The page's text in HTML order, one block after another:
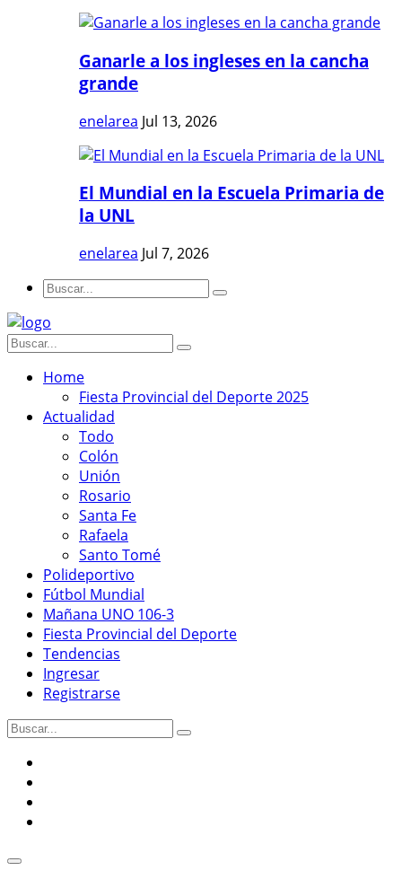
Ganarle a los ingleses en la cancha
grande
enelarea Jul 13, 2026
El Mundial en la Escuela Primaria de
la UNL
enelarea Jul 7, 2026
Home
Fiesta Provincial del Deporte 2025
Actualidad
Todo
Colón
Unión
Rosario
Santa Fe
Rafaela
Santo Tomé
Polideportivo
Fútbol Mundial
Mañana UNO 106-3
Fiesta Provincial del Deporte
Tendencias
Ingresar
Registrarse